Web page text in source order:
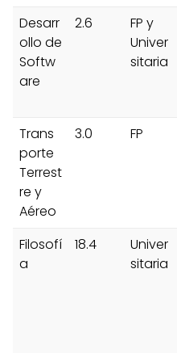
Desarr
ollo de
Softw
are
2.6
FP y
Univer
sitaria
Trans
porte
Terrest
re y
Aéreo
3.0 FP
Filosofí
a
18.4
Univer
sitaria